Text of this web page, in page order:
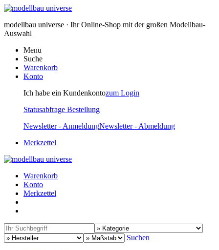
modellbau universe · Ihr Online-Shop mit der großen Modellbau-
Auswahl
Menu
Suche
Warenkorb
Konto
Ich habe ein Kundenkontozum Login
Statusabfrage Bestellung
Newsletter - AnmeldungNewsletter - Abmeldung
Merkzettel
Warenkorb
Konto
Merkzettel
Suchen